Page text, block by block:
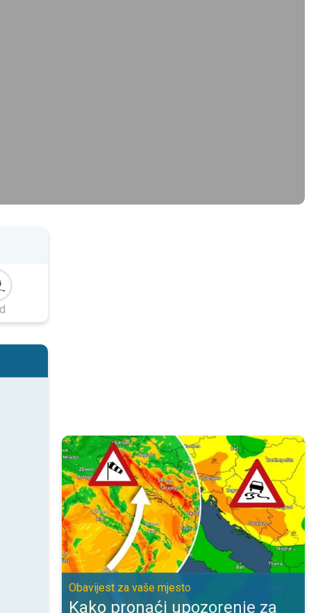
Kako pronaći upozorenje za nevrijeme. Obavijest za
Obavijest za vaše mjesto
Kako pronaći upozorenje za